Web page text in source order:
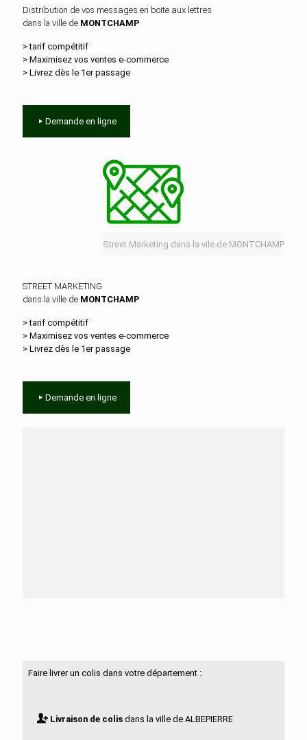
Distribution de vos messages en boite aux lettres
dans la ville de MONTCHAMP
> tarif compétitif
> Maximisez vos ventes e‑commerce
> Livrez dès le 1er passage
Demande en ligne
Street Marketing dans la vile de MONTCHAMP
STREET MARKETING
dans la ville de MONTCHAMP
> tarif compétitif
> Maximisez vos ventes e‑commerce
> Livrez dès le 1er passage
Demande en ligne
Faire livrer un colis dans votre département :
Livraison de colisdans la ville de ALBEPIERRE